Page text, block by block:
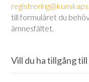
till formuläret du
ämnesfältet.
Vill du ha tillgång